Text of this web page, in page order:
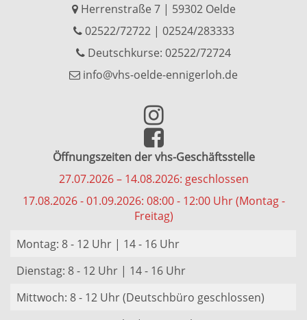
Herrenstraße 7 | 59302 Oelde
02522/72722| 02524/283333
Deutschkurse: 02522/72724
info@vhs-oelde-ennigerloh.de
Öffnungszeiten der vhs-Geschäftsstelle
27.07.2026 – 14.08.2026: geschlossen
17.08.2026 - 01.09.2026: 08:00 - 12:00 Uhr (Montag -
Freitag)
Montag: 8 - 12 Uhr | 14 - 16 Uhr
Dienstag: 8 - 12 Uhr | 14 - 16 Uhr
Mittwoch: 8 - 12 Uhr (Deutschbüro geschlossen)